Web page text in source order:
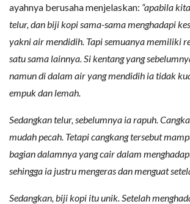
ayahnya berusaha menjelaskan: “apabila
telur, dan biji kopi sama-sama menghadapi
yakni air mendidih. Tapi semuanya memiliki
satu sama lainnya. Si kentang yang
namun di dalam air yang mendidih ia tidak
empuk dan lemah.
Sedangkan telur, sebelumnya ia rapuh.
mudah pecah. Tetapi cangkang tersebut
bagian dalamnya yang cair dalam
sehingga ia justru mengeras dan menguat
Sedangkan, biji kopi itu unik. Setelah